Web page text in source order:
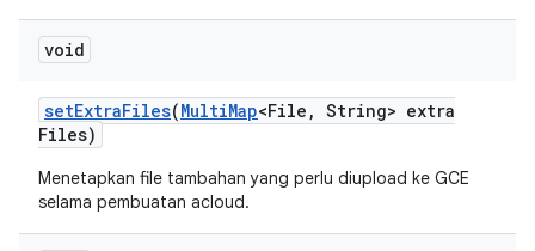
void
setExtraFiles(MultiMap<File , String> extra
Files)
Menetapkan file tambahan yang perlu diupload ke GCE
selama pembuatan acloud.